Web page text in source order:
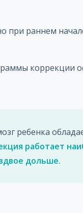
при раннем
коррекции
ребенка
работает
дольше.